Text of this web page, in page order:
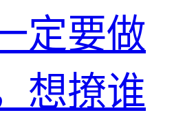
定要做
想撩谁